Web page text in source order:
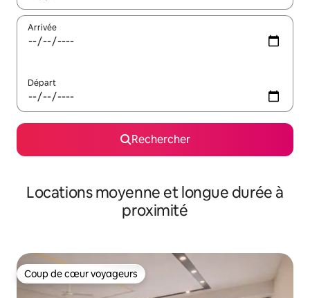
Arrivée
Départ
Rechercher
Locations moyenne et longue durée à
proximité
Coup de cœur voyageurs
Coup de cœur voyageurs